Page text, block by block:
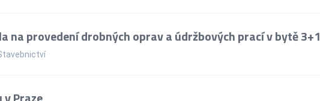
na provedení drobných oprav a údržbových prací v bytě 3+1